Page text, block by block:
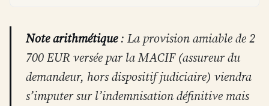
Note arithmétique: La provision amiable de 2
700 EUR versée par la MACIF (assureur du
demandeur, hors dispositif judiciaire) viendra
s’imputer sur l’indemnisation définitive mais